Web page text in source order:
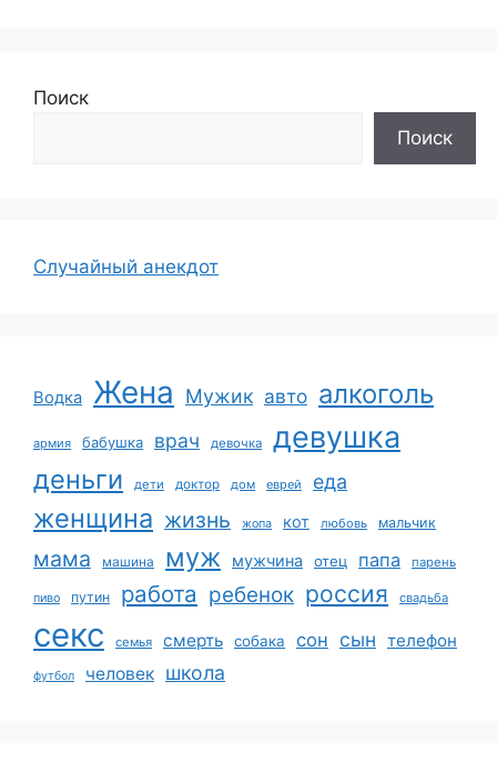
Поиск
Поиск
Случайный анекдот
Водка Жена Мужик авто алкоголь
армия бабушка врач девочка девушка
деньги дети доктор дом еврей еда
женщина жизнь жопа кот любовь мальчик
мама машина муж мужчина отец папа парень
пиво путин работа ребенок россия свадьба
секс семья смерть собака сон сын телефон
футбол человек школа